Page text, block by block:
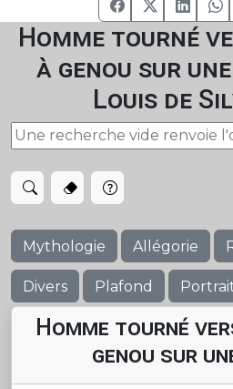
Homme tourné
à genou sur
Louis de
Mythologie Allégorie
Divers Plafond
Homme tourné
genou sur